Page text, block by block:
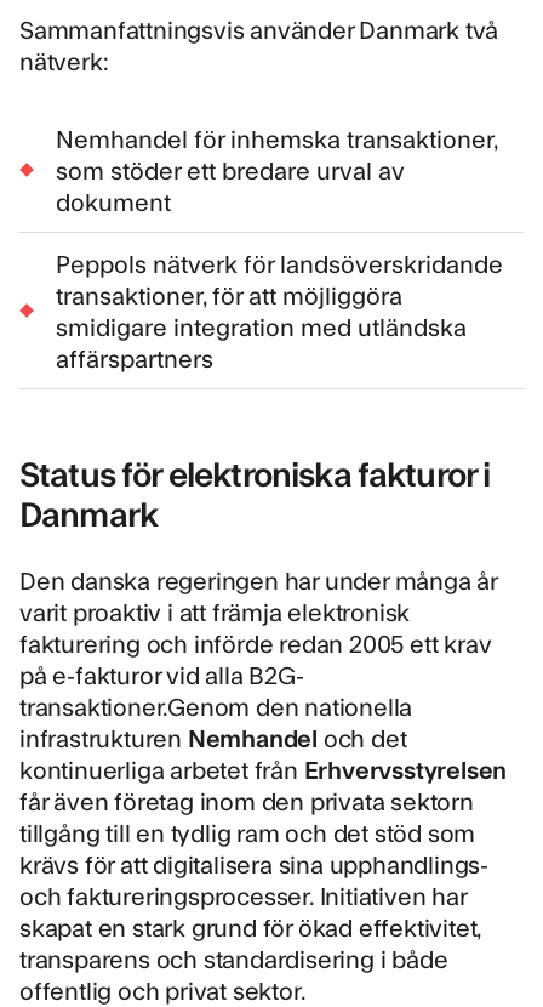
Sammanfattningsvis använder Danmark två
nätverk:
Nemhandel för inhemska transaktioner,
som stöder ett bredare urval av
dokument
Peppols nätverk för landsöverskridande
transaktioner, för att möjliggöra
smidigare integration med utländska
affärspartners
Status för elektroniska fakturor i
Danmark
Den danska regeringen har under många år
varit proaktiv i att främja elektronisk
fakturering och införde redan 2005 ett krav
på e-fakturor vid alla B2G-
transaktioner.Genom den nationella
infrastrukturen Nemhandel och det
kontinuerliga arbetet från Erhvervsstyrelsen
får även företag inom den privata sektorn
tillgång till en tydlig ram och det stöd som
krävs för att digitalisera sina upphandlings-
och faktureringsprocesser. Initiativen har
skapat en stark grund för ökad effektivitet,
transparens och standardisering i både
offentlig och privat sektor.